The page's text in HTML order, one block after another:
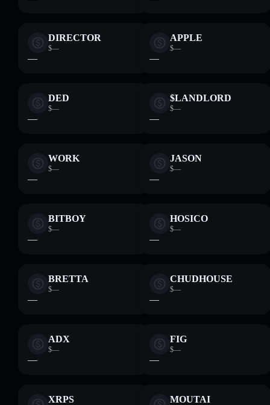
DIRECTOR
$—
—
APPLE
$—
—
DED
$—
—
$LANDLORD
$—
—
WORK
$—
—
JASON
$—
—
BITBOY
$—
—
HOSICO
$—
—
BRETTA
$—
—
CHUDHOUSE
$—
—
ADX
$—
—
FIG
$—
—
XRPS MOUTAI